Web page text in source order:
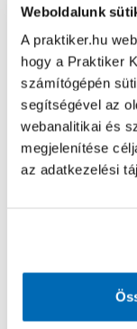
Weboldalunk
A praktiker.hu
hogy a Praktiker
számítógépén
segítségével az
webanalitikai és
megjelenítése
az adatkezelési